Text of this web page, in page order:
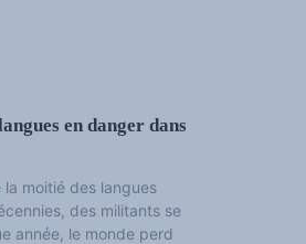
en danger dans
la moitié des langues
des militants se
année, le monde perd